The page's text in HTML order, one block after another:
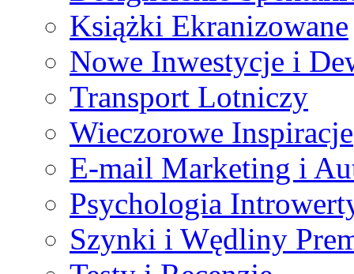
Książki Ekranizowane
Nowe Inwestycje i
Transport Lotniczy
Wieczorowe Inspiracje
E-mail Marketing i
Psychologia
Szynki i Wędliny